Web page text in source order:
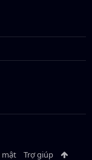
mật Trợ giúp